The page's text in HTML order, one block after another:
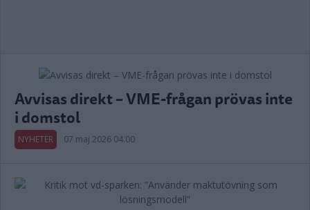
Avvisas direkt – VME-frågan prövas inte
i domstol
NYHETER 07 maj 2026 04.00